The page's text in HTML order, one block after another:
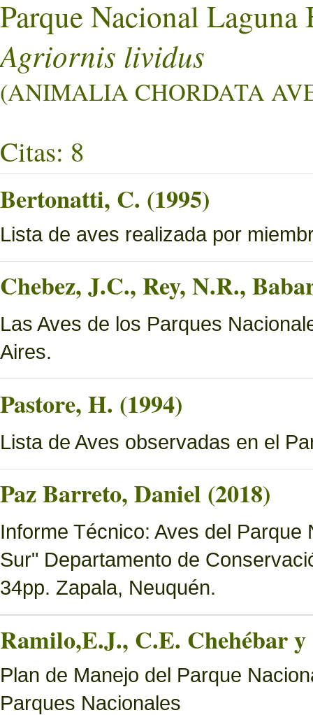
Parque Nacional Laguna
Agriornis lividus
(ANIMALIA CHORDATA
Citas: 8
Bertonatti, C. (1995)
Lista de aves realizada por
Chebez, J.C., Rey, N.R.,
Las Aves de los Parques
Aires.
Pastore, H. (1994)
Lista de Aves observadas en el
Paz Barreto, Daniel (2018)
Informe Técnico: Aves del
Sur" Departamento de
34pp. Zapala, Neuquén.
Ramilo,E.J., C.E. Chehébar
Plan de Manejo del Parque
Parques Nacionales